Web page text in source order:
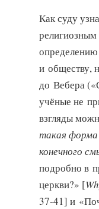
Как суду
и обществу,
до Вебера (
учёные не
взгляды
такая форма
конечного
подробно в
церкви?» [
37-41] и